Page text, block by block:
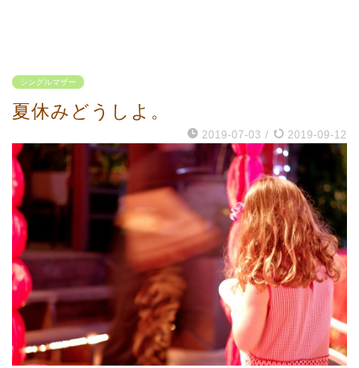
シングルマザー
夏休みどうしよ。
2019-07-03 / 2019-09-12